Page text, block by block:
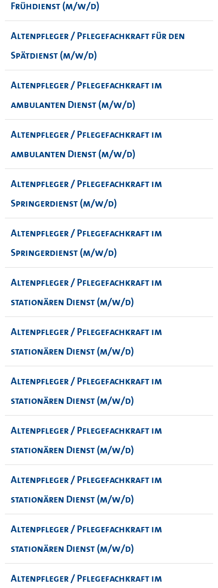
Frühdienst (m/w/d)
Altenpfleger / Pflegefachkraft für den
Spätdienst (m/w/d)
Altenpfleger / Pflegefachkraft im
ambulanten Dienst (m/w/d)
Altenpfleger / Pflegefachkraft im
ambulanten Dienst (m/w/d)
Altenpfleger / Pflegefachkraft im
Springerdienst (m/w/d)
Altenpfleger / Pflegefachkraft im
Springerdienst (m/w/d)
Altenpfleger / Pflegefachkraft im
stationären Dienst (m/w/d)
Altenpfleger / Pflegefachkraft im
stationären Dienst (m/w/d)
Altenpfleger / Pflegefachkraft im
stationären Dienst (m/w/d)
Altenpfleger / Pflegefachkraft im
stationären Dienst (m/w/d)
Altenpfleger / Pflegefachkraft im
stationären Dienst (m/w/d)
Altenpfleger / Pflegefachkraft im
stationären Dienst (m/w/d)
Altenpfleger / Pflegefachkraft im